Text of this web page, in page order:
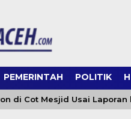
PEMERINTAH POLITIK
di Cot Mesjid Usai Laporan